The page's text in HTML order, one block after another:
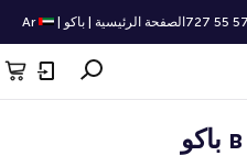
الصفحة الرئيسية باكو Ar